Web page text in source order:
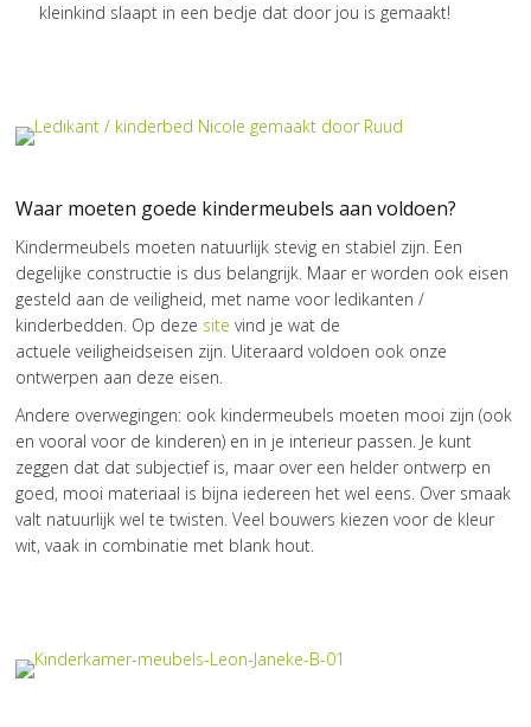
kleinkind slaapt in een bedje dat door jou is gemaakt!
Waar moeten goede kindermeubels aan voldoen?
Kindermeubels moeten natuurlijk stevig en stabiel zijn. Een
degelijke constructie is dus belangrijk. Maar er worden ook eisen
gesteld aan de veiligheid, met name voor ledikanten /
kinderbedden. Op deze site vind je wat de
actuele veiligheidseisen zijn. Uiteraard voldoen ook onze
ontwerpen aan deze eisen.
Andere overwegingen: ook kindermeubels moeten mooi zijn (ook
en vooral voor de kinderen) en in je interieur passen. Je kunt
zeggen dat dat subjectief is, maar over een helder ontwerp en
goed, mooi materiaal is bijna iedereen het wel eens. Over smaak
valt natuurlijk wel te twisten. Veel bouwers kiezen voor de kleur
wit, vaak in combinatie met blank hout.